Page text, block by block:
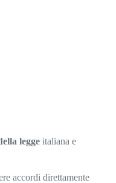
legge italiana e
accordi direttamente